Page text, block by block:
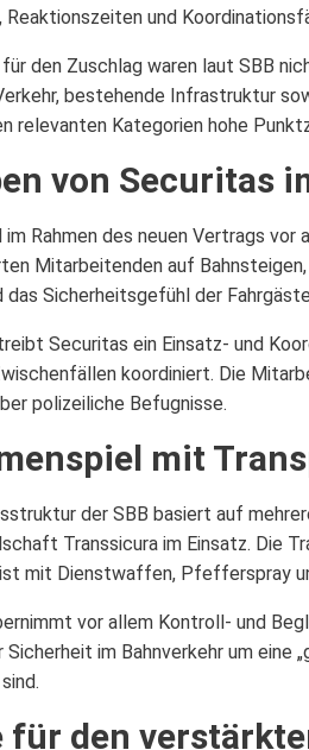
und
den Zuschlag waren laut SBB
bestehende Infrastruktur
relevanten Kategorien hohe
von Securitas
Rahmen des neuen Vertrags
Mitarbeitenden auf
das Sicherheitsgefühl der
Securitas ein Einsatz- und
koordiniert. Die
polizeiliche Befugnisse.
mit
der SBB basiert auf
Transsicura im Einsatz. Die
mit Dienstwaffen, Pfefferspray
vor allem Kontroll- und
Sicherheit im Bahnverkehr um eine
für den